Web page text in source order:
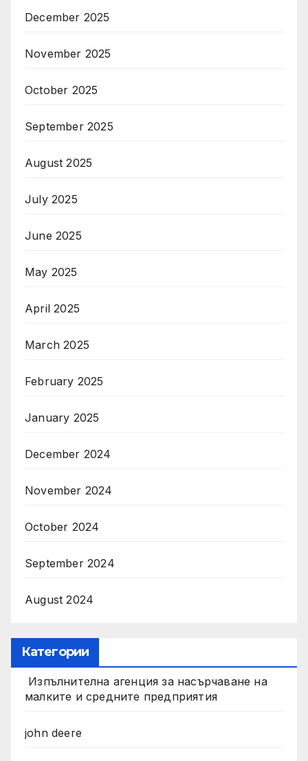
December 2025
November 2025
October 2025
September 2025
August 2025
July 2025
June 2025
May 2025
April 2025
March 2025
February 2025
January 2025
December 2024
November 2024
October 2024
September 2024
August 2024
Категории
Изпълнителна агенция за насърчаване на
малките и средните предприятия
john deere